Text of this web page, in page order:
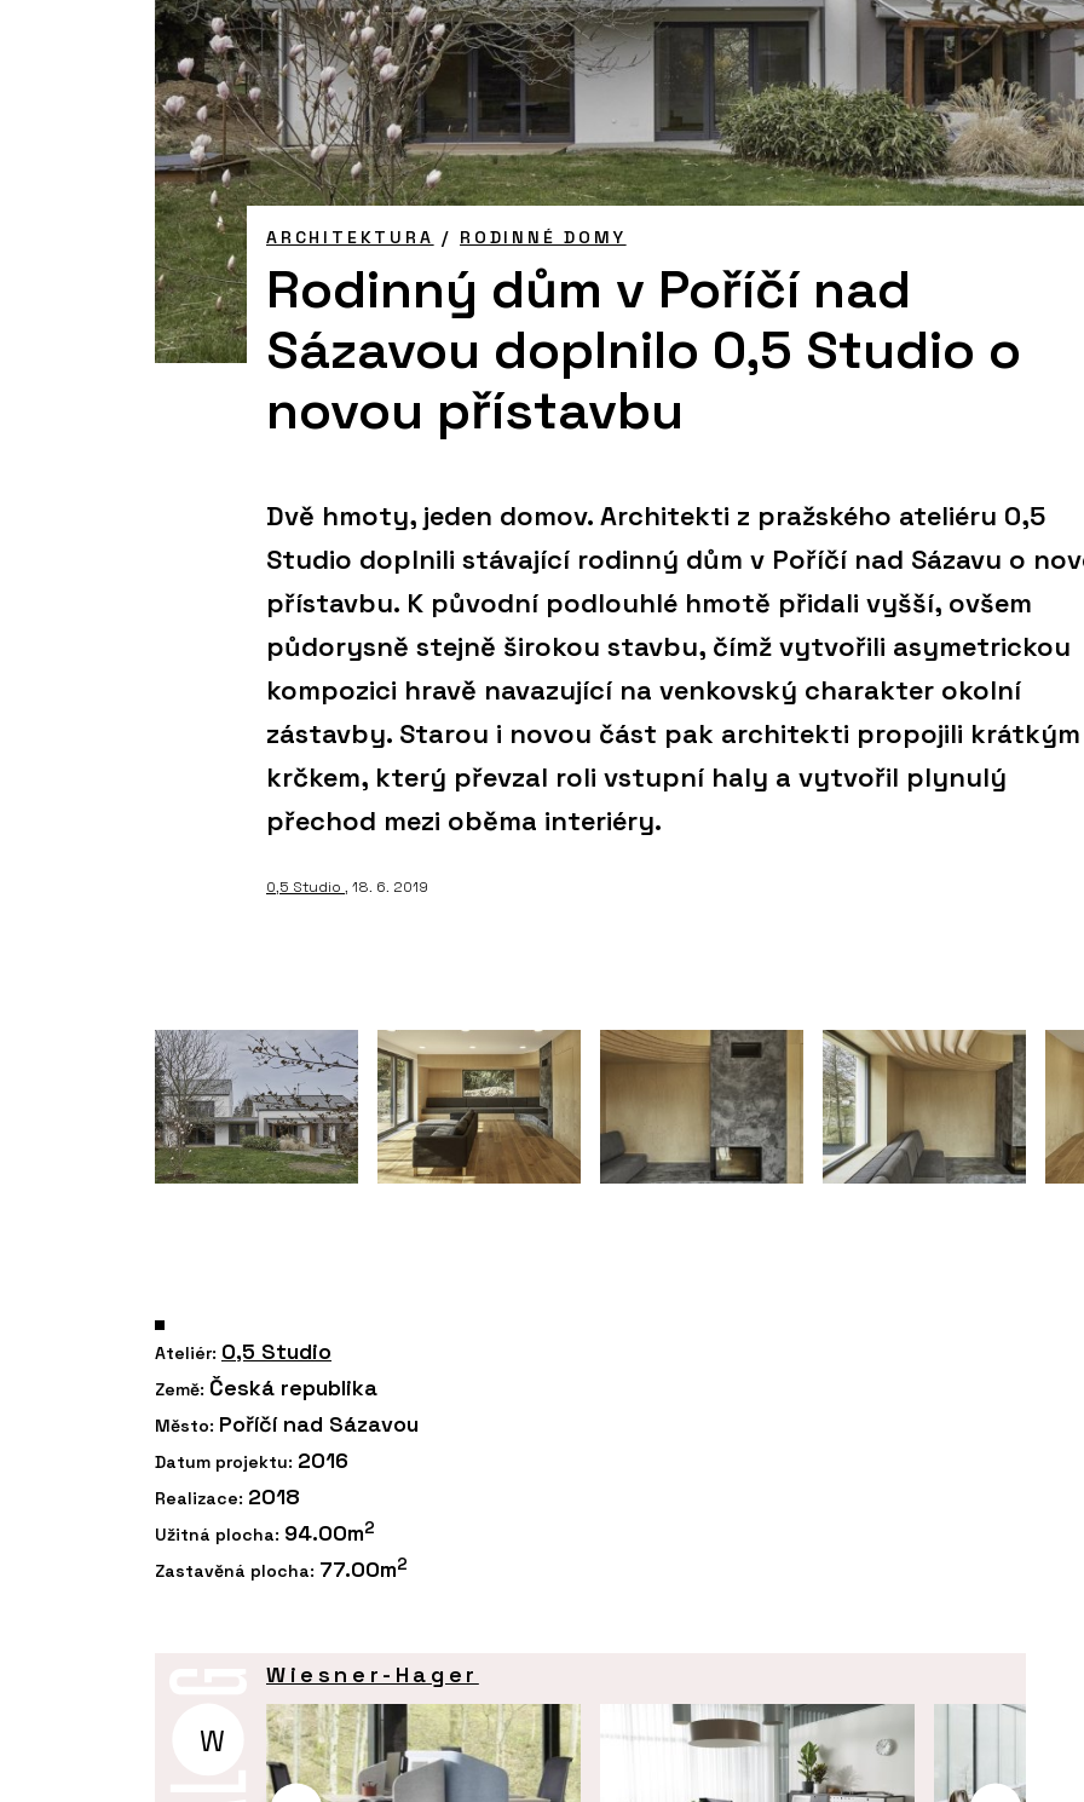
ARCHITEKTURA / RODINNÉ DOMY
Rodinný dům v Poříčí nad
Sázavou doplnilo 0,5 Studio o
novou přístavbu
Dvě hmoty, jeden domov. Architekti z pražského ateliéru 0,5
Studio doplnili stávající rodinný dům v Poříčí nad Sázavu o
přístavbu. K původní podlouhlé hmotě přidali vyšší, ovšem
půdorysně stejně širokou stavbu, čímž vytvořili asymetrickou
kompozici hravě navazující na venkovský charakter okolní
zástavby. Starou i novou část pak architekti propojili krátkým
krčkem, který převzal roli vstupní haly a vytvořil plynulý
přechod mezi oběma interiéry.
0,5 Studio , 18. 6. 2019
Ateliér: 0,5 Studio
Země: Česká republika
Město: Poříčí nad Sázavou
Datum projektu: 2016
Realizace: 2018
Užitná plocha: 94.00m2
Zastavěná plocha: 77.00m2
W
Wiesner-Hager